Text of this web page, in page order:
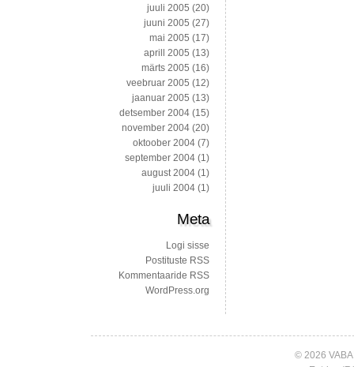
juuli 2005 (20)
juuni 2005 (27)
mai 2005 (17)
aprill 2005 (13)
märts 2005 (16)
veebruar 2005 (12)
jaanuar 2005 (13)
detsember 2004 (15)
november 2004 (20)
oktoober 2004 (7)
september 2004 (1)
august 2004 (1)
juuli 2004 (1)
Meta
Logi sisse
Postituste RSS
Kommentaaride RSS
WordPress.org
© 2026